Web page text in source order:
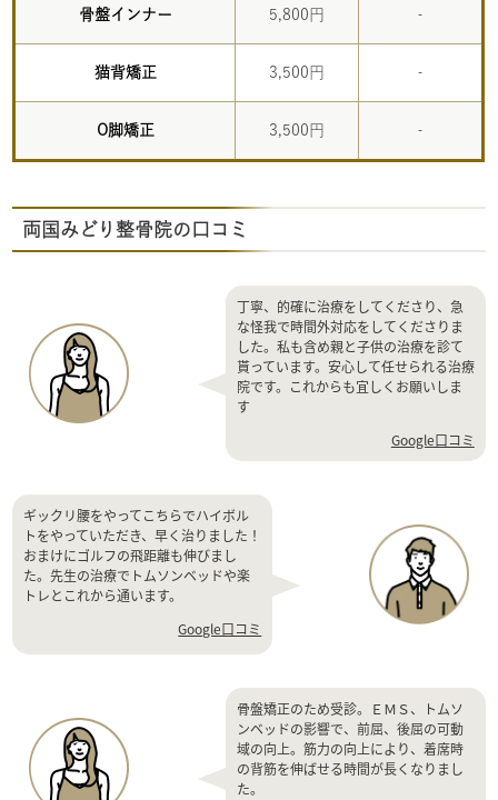
骨盤インナー 5,800円 ‐
猫背矯正 3,500円 ‐
O脚矯正 3,500円 ‐
両国みどり整骨院の口コミ
丁寧、的確に治療をしてくださり、急
な怪我で時間外対応をしてくださりま
した。私も含め親と子供の治療を診て
貰っています。安心して任せられる治療
院です。これからも宜しくお願いしま
す
Google口コミ
ギックリ腰をやってこちらでハイボル
トをやっていただき、早く治りました！
おまけにゴルフの飛距離も伸びまし
た。先生の治療でトムソンベッドや楽
トレとこれから通います。
Google口コミ
骨盤矯正のため受診。ＥＭＳ、トムソ
ンベッドの影響で、前屈、後屈の可動
域の向上。筋力の向上により、着席時
の背筋を伸ばせる時間が長くなりまし
た。